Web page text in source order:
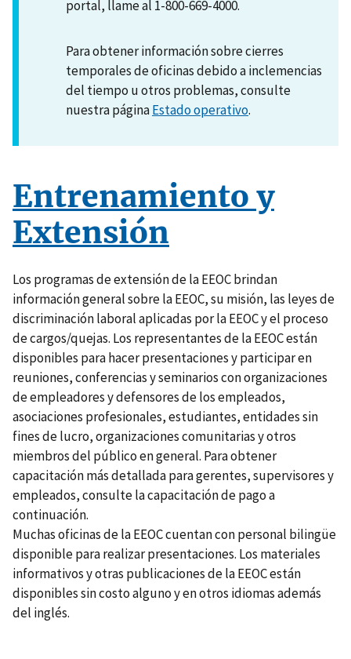
portal, llame al 1-800-669-4000.
Para obtener información sobre cierres
temporales de oficinas debido a inclemencias
del tiempo u otros problemas, consulte
nuestra páginaEstado operativo.
Entrenamiento y
Extensión
Los programas de extensión de la EEOC brindan
información general sobre la EEOC, su misión, las leyes de
discriminación laboral aplicadas por la EEOC y el proceso
de cargos/quejas. Los representantes de la EEOC están
disponibles para hacer presentaciones y participar en
reuniones, conferencias y seminarios con organizaciones
de empleadores y defensores de los empleados,
asociaciones profesionales, estudiantes, entidades sin
fines de lucro, organizaciones comunitarias y otros
miembros del público en general. Para obtener
capacitación más detallada para gerentes, supervisores y
empleados, consulte la capacitación de pago a
continuación.
Muchas oficinas de la EEOC cuentan con personal bilingüe
disponible para realizar presentaciones. Los materiales
informativos y otras publicaciones de la EEOC están
disponibles sin costo alguno y en otros idiomas además
del inglés.